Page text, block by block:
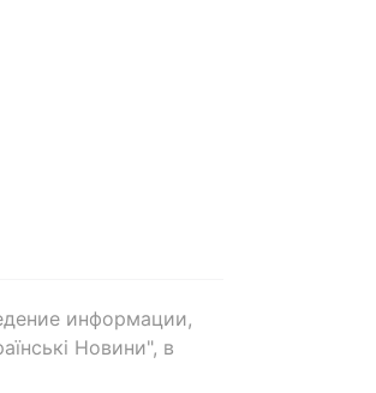
информации,
Новини", в